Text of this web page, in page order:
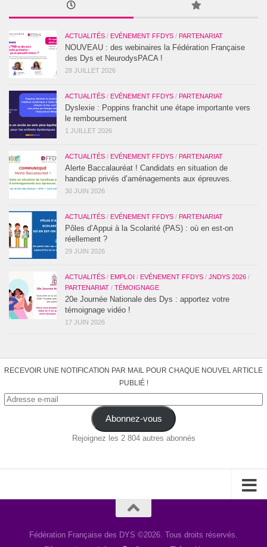
ACTUALITÉS / EVÉNEMENT FFDYS / PARTENARIAT
NOUVEAU : des webinaires la Fédération Française
des Dys et NeurodysPACA !
28 JUILLET 2026
ACTUALITÉS / EVÉNEMENT FFDYS / PARTENARIAT
Dyslexie : Poppins franchit une étape importante vers
le remboursement
1 JUILLET 2026
ACTUALITÉS / EVÉNEMENT FFDYS / PARTENARIAT
Alerte Baccalauréat ! Candidats en situation de
handicap privés d’aménagements aux épreuves.
30 JUIN 2026
ACTUALITÉS / EVÉNEMENT FFDYS / PARTENARIAT
Pôles d’Appui à la Scolarité (PAS) : où en est-on
réellement ?
29 JUIN 2026
ACTUALITÉS / EMPLOI / EVÉNEMENT FFDYS / JNDYS 2026 /
PARTENARIAT / TÉMOIGNAGE
20e Journée Nationale des Dys : apportez votre
témoignage vidéo !
17 JUIN 2026
RECEVOIR UNE NOTIFICATION PAR MAIL POUR CHAQUE NOUVEL ARTICLE
PUBLIÉ !
Adresse
Abonnez-vous
Rejoignez les 2 804 autres abonnés
Fédération Française des DYS ©2026. Tous droits réservés.